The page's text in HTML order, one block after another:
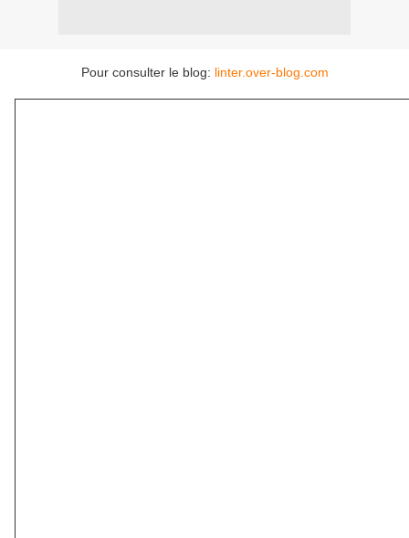
Pour consulter le blog: linter.over-blog.com